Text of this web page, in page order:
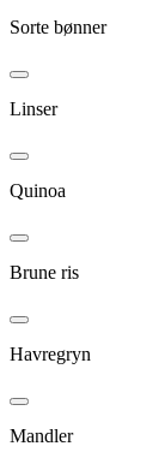
Sorte bønner
Linser
Quinoa
Brune ris
Havregryn
Mandler